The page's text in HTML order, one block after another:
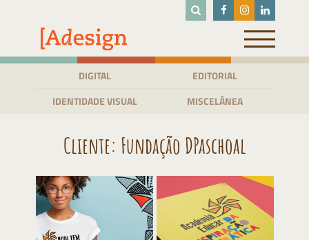
conteúdo
DIGITAL
EDITORIAL
IDENTIDADE VISUAL
MISCELÂNEA
Cliente: Fundação DPaschoal